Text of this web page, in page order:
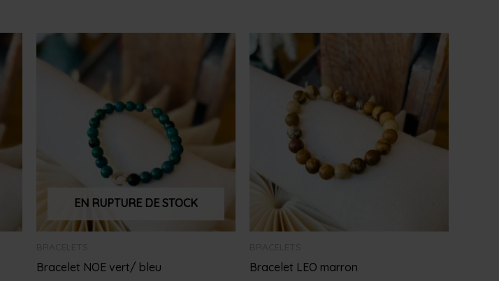
EN RUPTURE DE STOCK
Bracelet NOE vert/ bleu Bracelet LEO marron